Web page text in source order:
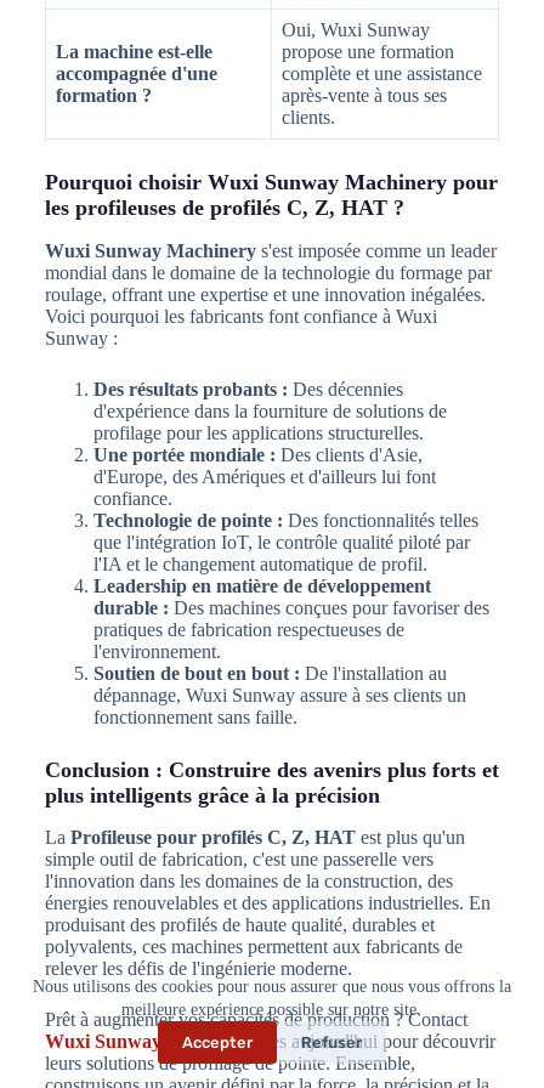
Nous utilisons des cookies pour nous assurer que nous vous offrons la
meilleure expérience possible sur notre site.
Accepter
Refuser
La machine est-elle
accompagnée d'une
formation ?
Oui, Wuxi Sunway
propose une formation
complète et une assistance
après-vente à tous ses
clients.
Pourquoi choisir Wuxi Sunway Machinery pour
les profileuses de profilés C, Z, HAT ?
Wuxi Sunway Machinerys'est imposée comme un leader
mondial dans le domaine de la technologie du formage par
roulage, offrant une expertise et une innovation inégalées.
Voici pourquoi les fabricants font confiance à Wuxi
Sunway :
Des résultats probants : Des décennies
d'expérience dans la fourniture de solutions de
profilage pour les applications structurelles.
Une portée mondiale : Des clients d'Asie,
d'Europe, des Amériques et d'ailleurs lui font
confiance.
Technologie de pointe : Des fonctionnalités telles
que l'intégration IoT, le contrôle qualité piloté par
l'IA et le changement automatique de profil.
Leadership en matière de développement
durable : Des machines conçues pour favoriser des
pratiques de fabrication respectueuses de
l'environnement.
Soutien de bout en bout : De l'installation au
dépannage, Wuxi Sunway assure à ses clients un
fonctionnement sans faille.
Conclusion : Construire des avenirs plus forts et
plus intelligents grâce à la précision
La Profileuse pour profilés C, Z, HATest plus qu'un
simple outil de fabrication, c'est une passerelle vers
l'innovation dans les domaines de la construction, des
énergies renouvelables et des applications industrielles. En
produisant des profilés de haute qualité, durables et
polyvalents, ces machines permettent aux fabricants de
relever les défis de l'ingénierie moderne.
Prêt à augmenter vos capacités de production ? Contact
Wuxi Sunway Machinery
dès aujourd'hui pour découvrir
leurs solutions de profilage de pointe. Ensemble,